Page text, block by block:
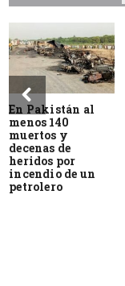
En Pakistán al
menos 140
muertos y
decenas de
heridos por
incendio de un
petrolero